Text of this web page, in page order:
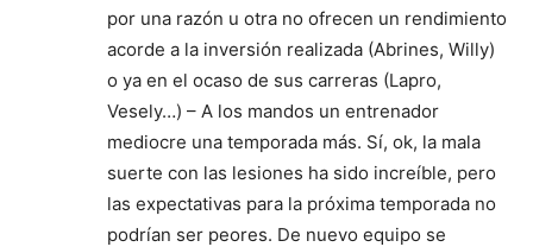
por una razón u otra no ofrecen un rendimiento
acorde a la inversión realizada (Abrines, Willy)
o ya en el ocaso de sus carreras (Lapro,
Vesely…) – A los mandos un entrenador
mediocre una temporada más. Sí, ok, la mala
suerte con las lesiones ha sido increíble, pero
las expectativas para la próxima temporada no
podrían ser peores. De nuevo equipo se